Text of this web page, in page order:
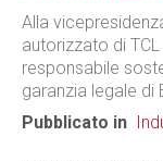
Alla
autorizzato di
responsabile
garanzia legale di
Pubblicato in